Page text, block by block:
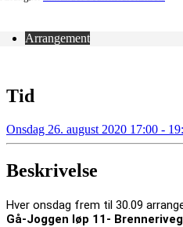
Arrangement
Tid
Onsdag 26. august 2020 17:00 -
Beskrivelse
Hver onsdag frem til 30.09
Gå-Joggen løp 11-